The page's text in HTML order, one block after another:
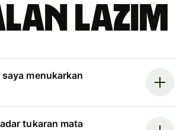
Lazim
menukarkan
tukaran mata